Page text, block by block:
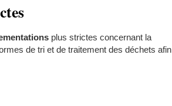
plus strictes concernant la
de tri et de traitement des déchets afin